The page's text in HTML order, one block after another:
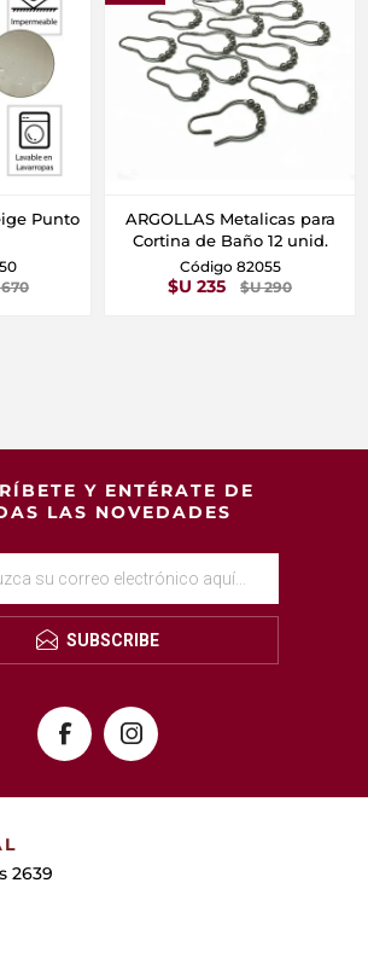
Punto
ARGOLLAS Metalicas para
Cortina de Baño 12 unid.
Código 82055
$U 235 $U 290
Y ENTÉRATE DE
LAS NOVEDADES
SUBSCRIBE
2639